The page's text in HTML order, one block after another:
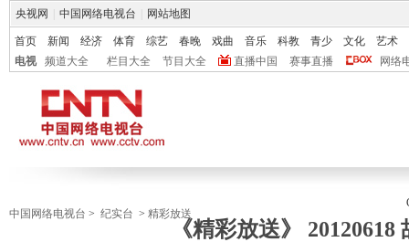
央视网 中国网络电视台 网站地图
首页 新闻 经济 体育 综艺 春晚 戏曲 音乐 科教 青少 文化
艺术
电视
频道大全 栏目大全 节目大全 直播中国 赛事直播 网络
中国网络电视台 > 纪实台 > 精彩放送
《精彩放送》 20120618